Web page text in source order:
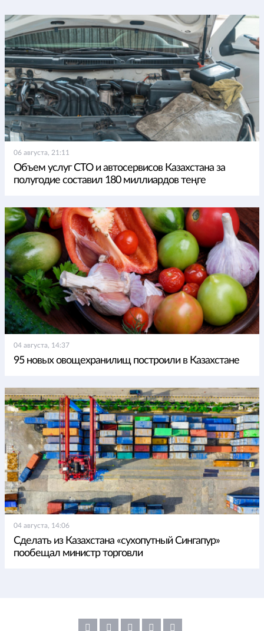
06 августа, 21:11
Объем услуг СТО и автосервисов Казахстана за
полугодие составил 180 миллиардов теңге
04 августа, 14:37
95 новых овощехранилищ построили в Казахстане
04 августа, 14:06
Сделать из Казахстана «сухопутный Сингапур»
пообещал министр торговли